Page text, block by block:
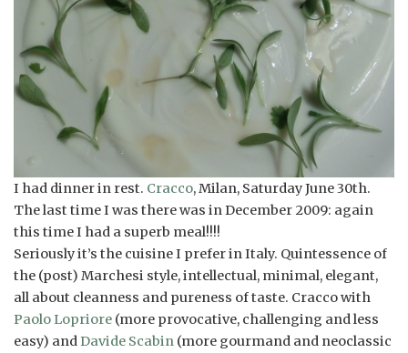
I had dinner in rest. Cracco, Milan, Saturday June 30th.
The last time I was there was in December 2009: again
this time I had a superb meal!!!!
Seriously it’s the cuisine I prefer in Italy. Quintessence of
the (post) Marchesi style, intellectual, minimal, elegant,
all about cleanness and pureness of taste. Cracco with
Paolo Lopriore (more provocative, challenging and less
easy) andDavide Scabin (more gourmand and neoclassic